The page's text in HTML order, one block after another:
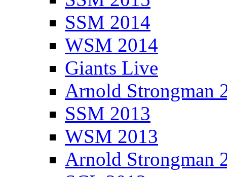
SSM 2014
WSM 2014
Giants Live
Arnold Strongman
SSM 2013
WSM 2013
Arnold Strongman